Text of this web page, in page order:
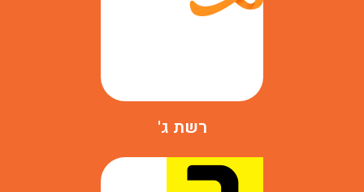
רשת ג'